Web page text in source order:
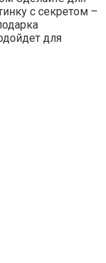
с секретом –
для